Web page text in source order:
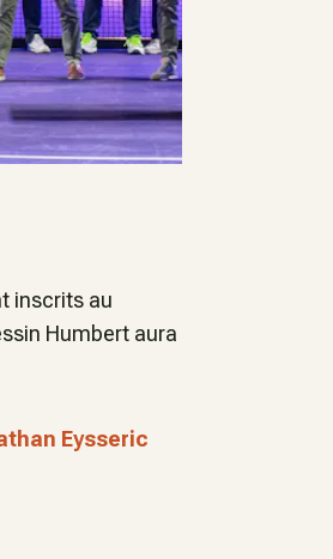
inscrits au
Humbert aura
Eysseric